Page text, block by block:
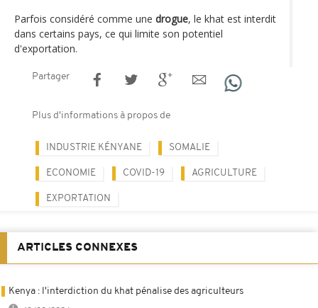
Parfois considéré comme une drogue, le khat est interdit
dans certains pays, ce qui limite son potentiel
d'exportation.
Partager
Plus d'informations à propos de
INDUSTRIE KÉNYANE SOMALIE
ECONOMIE COVID-19 AGRICULTURE
EXPORTATION
ARTICLES CONNEXES
Kenya : l'interdiction du khat pénalise des agriculteurs